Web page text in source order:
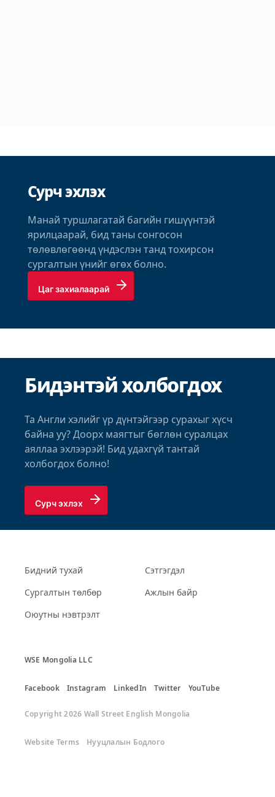
Сурч эхлэх
Манай туршлагатай багийн гишүүнтэй
ярилцаарай, бид таны сонгосон
төлөвлөгөөнд үндэслэн танд тохирсон
сургалтын үнийг өгөх болно.
Цаг захиалаарай
Бидэнтэй холбогдох
Та Англи хэлийг үр дүнтэйгээр сурахыг хүсч
байна уу? Доорх маягтыг бөглөн суралцах
аяллаа эхлээрэй! Бид удахгүй тантай
холбогдох болно!
Сурч эхлэх
Бидний тухай
Сургалтын төлбөр
Оюутны нэвтрэлт
Сэтгэгдэл
Ажлын байр
WSE Mongolia LLC
Facebook Instagram LinkedIn Twitter YouTube
Copyright 2026 Wall Street English Mongolia
Website Terms Нууцлалын Бодлого